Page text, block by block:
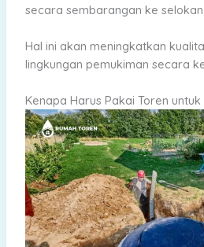
secara sembarangan ke selokan
Hal ini akan meningkatkan
lingkungan pemukiman secara
Kenapa Harus Pakai Toren